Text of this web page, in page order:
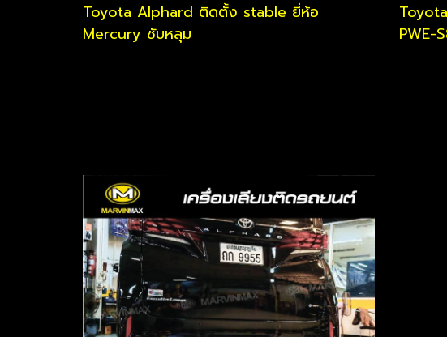
Toyota Alphard ติดตั้ง stable ยี่ห้อ
Mercury ซับหลุม
PWE-